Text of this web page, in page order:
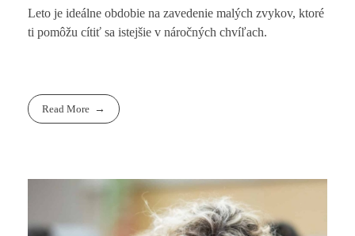
Leto je ideálne obdobie na zavedenie malých zvykov, ktoré
ti pomôžu cítiť sa istejšie v náročných chvíľach.
Read More